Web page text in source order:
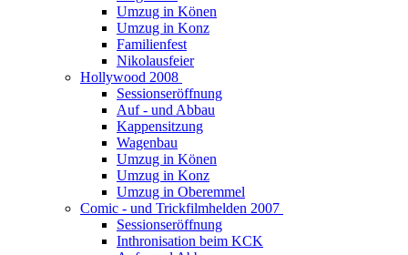
Umzug in Könen
Umzug in Konz
Familienfest
Nikolausfeier
Hollywood 2008
Sessionseröffnung
Auf - und Abbau
Kappensitzung
Wagenbau
Umzug in Könen
Umzug in Konz
Umzug in Oberemmel
Comic - und Trickfilmhelden 2007
Sessionseröffnung
Inthronisation beim KCK